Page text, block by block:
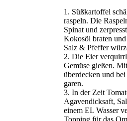
Süßkartoffel
raspeln. Die
Spinat und
Kokosöl braten
Salz & Pfeffer
Die Eier
Gemüse gießen.
überdecken und
garen.
In der Zeit
Agavendicksaft,
einem EL Wasser